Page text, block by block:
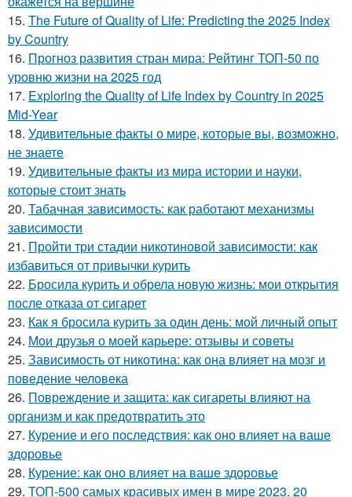
15. The Future of Quality of Life: Predicting the 2025 Index
by Country
16. Прогноз развития стран мира: Рейтинг ТОП-50 по
уровню жизни на 2025 год
17. Exploring the Quality of Life Index by Country in 2025
Mid-Year
18. Удивительные факты о мире, которые вы, возможно,
не знаете
19. Удивительные факты из мира истории и науки,
которые стоит знать
20. Табачная зависимость: как работают механизмы
зависимости
21. Пройти три стадии никотиновой зависимости: как
избавиться от привычки курить
22. Бросила курить и обрела новую жизнь: мои открытия
после отказа от сигарет
23. Как я бросила курить за один день: мой личный опыт
24. Мои друзья о моей карьере: отзывы и советы
25. Зависимость от никотина: как она влияет на мозг и
поведение человека
26. Повреждение и защита: как сигареты влияют на
организм и как предотвратить это
27. Курение и его последствия: как оно влияет на ваше
здоровье
28. Курение: как оно влияет на ваше здоровье
29. ТОП-500 самых красивых имен в мире 2023. 20